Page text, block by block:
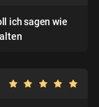
ich sagen wie